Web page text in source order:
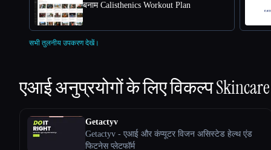
बनाम Calisthenics Workout Plan
सभी तुलनीय उपकरण देखें।
एआई अनुप्रयोगों के लिए विकल्प
Getactyv
Getactyv - एआई और कंप्यूटर विजन असिस्टेड हेल्थ एंड
फिटनेस प्लेटफॉर्म